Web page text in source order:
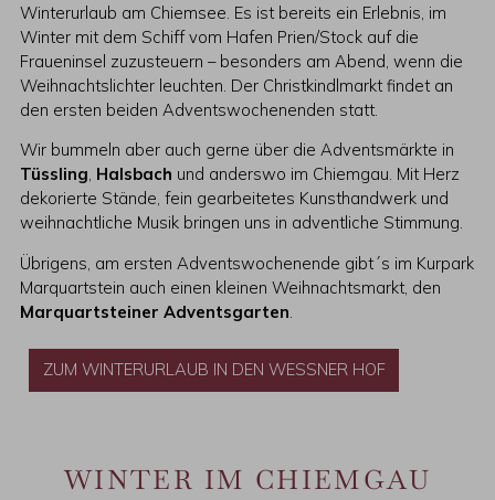
Winterurlaub am Chiemsee. Es ist bereits ein Erlebnis, im
Winter mit dem Schiff vom Hafen Prien/Stock auf die
Fraueninsel zuzusteuern – besonders am Abend, wenn die
Weihnachtslichter leuchten. Der Christkindlmarkt findet an
den ersten beiden Adventswochenenden statt.
Wir bummeln aber auch gerne über die Adventsmärkte in
Tüssling, Halsbach und anderswo im Chiemgau. Mit Herz
dekorierte Stände, fein gearbeitetes Kunsthandwerk und
weihnachtliche Musik bringen uns in adventliche Stimmung.
Übrigens, am ersten Adventswochenende gibt´s im Kurpark
Marquartstein auch einen kleinen Weihnachtsmarkt, den
Marquartsteiner Adventsgarten.
ZUM WINTERURLAUB IN DEN WESSNER HOF
WINTER IM CHIEMGAU